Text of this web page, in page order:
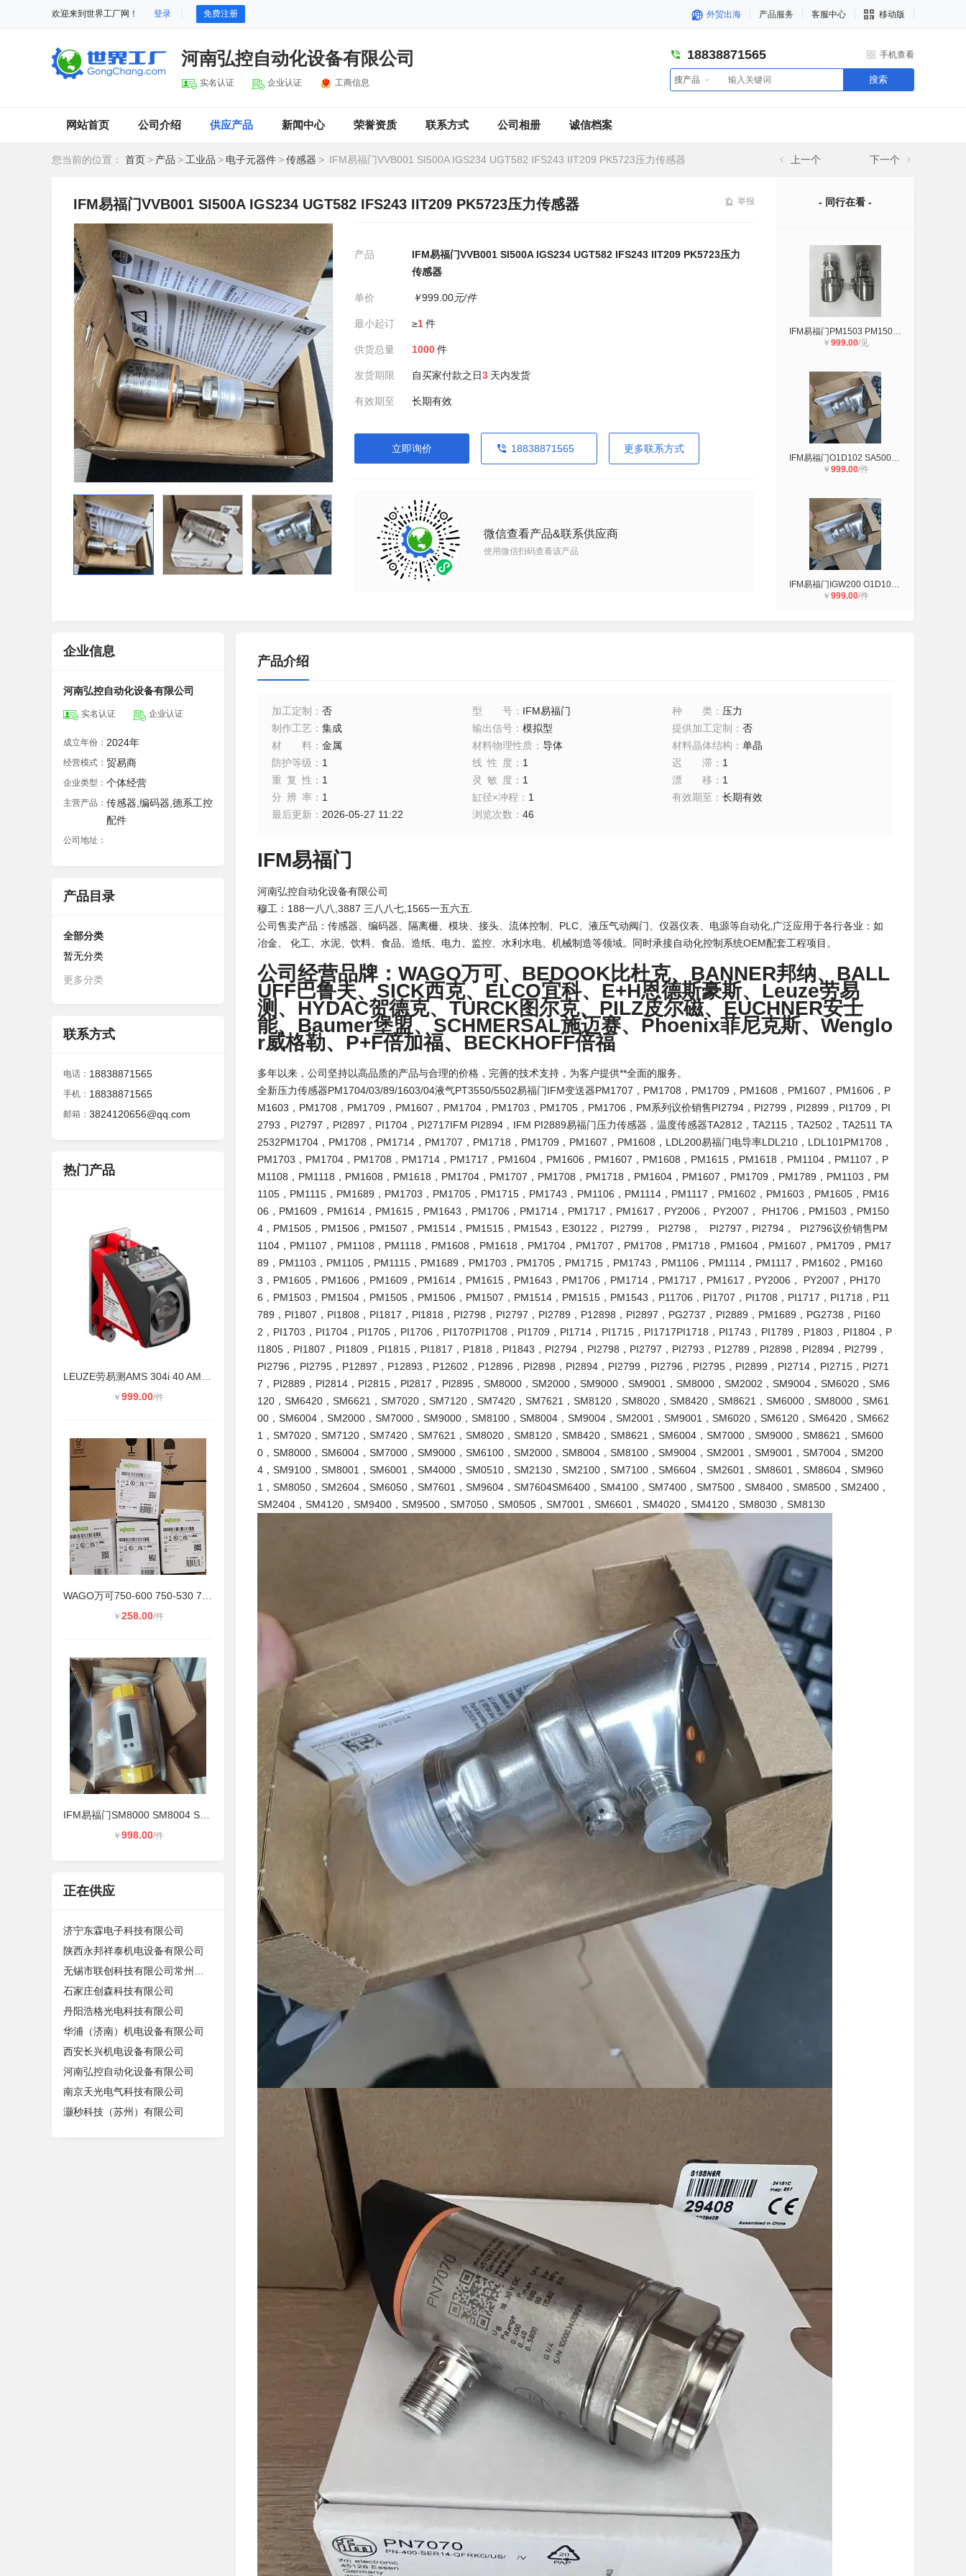
欢迎来到世界工厂网！ 登录 免费注册 外贸出海 产品服务 客服中心 移动版
河南弘控自动化设备有限公司
实名认证 企业认证 工商信息
18838871565 手机查看
搜产品 搜索
网站首页 公司介绍 供应产品 新闻中心 荣誉资质 联系方式 公司相册 诚信档案
您当前的位置： 首页 > 产品 > 工业品 > 电子元器件 >传感器 > IFM易福门VVB001 SI500A IGS234 UGT582 IFS243 IIT209 PK5723压力传感器 上一个 下一个
IFM易福门VVB001 SI500A IGS234 UGT582 IFS243 IIT209 PK5723压力传感器 举报
产品
IFM易福门VVB001 SI500A IGS234 UGT582 IFS243 IIT209 PK5723压力
传感器
单价 ￥999.00元/件
最小起订 ≥1件
供货总量 1000件
发货期限 自买家付款之日3 天内发货
有效期至 长期有效
立即询价 18838871565 更多联系方式
微信查看产品&联系供应商
使用微信扫码查看该产品
- 同行在看 -
IFM易福门PM1503 PM1504 PM1507 PM15
￥ 999.00/见
IFM易福门O1D102 SA5000 LMT100 VKV0
￥ 999.00/件
IFM易福门IGW200 O1D100 PT5500 SI64
￥ 999.00/件
企业信息
河南弘控自动化设备有限公司
实名认证 企业认证
成立年份： 2024年
经营模式： 贸易商
企业类型： 个体经营
主营产品： 传感器,编码器,德系工控
配件
公司地址：
产品目录
全部分类
暂无分类
更多分类
联系方式
电话： 18838871565
手机： 18838871565
邮箱： 3824120656@qq.com
热门产品
￥ 999.00/件
￥ 258.00/件
￥ 998.00/件
正在供应
济宁东霖电子科技有限公司
陕西永邦祥泰机电设备有限公司
石家庄创森科技有限公司
丹阳浩格光电科技有限公司
华浦（济南）机电设备有限公司
西安长兴机电设备有限公司
河南弘控自动化设备有限公司
南京天光电气科技有限公司
灏秒科技（苏州）有限公司
产品介绍
加工定制 ： 否 型号： IFM易福门 种类 ： 压力
制作工艺 ： 集成 输出信号： 模拟型 提供加工定制 ：否
材料 ： 金属 材料物理性质 ： 导体 材料晶体结构 ：单晶
防护等级 ： 1 线性度 ： 1 迟滞 ： 1
重复性 ： 1 灵敏度 ： 1 漂移 ： 1
分辨率 ： 1 缸径×冲程 ： 1 有效期至 ：长期有效
最后更新 ： 2026-05-27 11:22 浏览次数 ： 46
IFM易福门
河南弘控自动化设备有限公司
穆工：188一八八,3887 三八八七,1565一五六五.
公司售卖产品：传感器、编码器、隔离栅、模块、接头、流体控制、PLC、液压气动阀门、仪器仪表、电源等自动化,广泛应用于各行各业：如
冶金、 化工、水泥、饮料、食品、造纸、电力、监控、水利水电、机械制造等领域。同时承接自动化控制系统OEM配套工程项目。
公司经营品牌：WAGO万可、BEDOOK比杜克、BANNER邦纳、BALL
UFF巴鲁夫、SICK西克、ELCO宜科、E+H恩德斯豪斯、Leuze劳易
测、HYDAC贺德克、TURCK图尔克、PILZ皮尔磁、EUCHNER安士
能、Baumer堡盟、SCHMERSAL施迈赛、Phoenix菲尼克斯、Wenglo
r威格勒、P+F倍加福、BECKHOFF倍福
多年以来，公司坚持以高品质的产品与合理的价格，完善的技术支持，为客户提供**全面的服务。
全新压力传感器PM1704/03/89/1603/04液气PT3550/5502易福门IFM变送器PM1707，PM1708，PM1709，PM1608，PM1607，PM1606，P
M1603，PM1708，PM1709，PM1607，PM1704，PM1703，PM1705，PM1706，PM系列议价销售PI2794，PI2799，PI2899，PI1709，PI
2793，PI2797，PI2897，PI1704，PI2717IFM PI2894，IFM PI2889易福门压力传感器，温度传感器TA2812，TA2115，TA2502，TA2511 TA
2532PM1704，PM1708，PM1714，PM1707，PM1718，PM1709，PM1607，PM1608，LDL200易福门电导率LDL210，LDL101PM1708，
PM1703，PM1704，PM1708，PM1714，PM1717，PM1604，PM1606，PM1607，PM1608，PM1615，PM1618，PM1104，PM1107，P
M1108，PM1118，PM1608，PM1618，PM1704，PM1707，PM1708，PM1718，PM1604，PM1607，PM1709，PM1789，PM1103，PM
1105，PM1115，PM1689，PM1703，PM1705，PM1715，PM1743，PM1106，PM1114，PM1117，PM1602，PM1603，PM1605，PM16
06，PM1609，PM1614，PM1615，PM1643，PM1706，PM1714，PM1717，PM1617，PY2006， PY2007， PH1706，PM1503，PM150
4，PM1505，PM1506，PM1507，PM1514，PM1515，PM1543，E30122， PI2799， PI2798， PI2797，PI2794， PI2796议价销售PM
1104，PM1107，PM1108，PM1118，PM1608，PM1618，PM1704，PM1707，PM1708，PM1718，PM1604，PM1607，PM1709，PM17
89，PM1103，PM1105，PM1115，PM1689，PM1703，PM1705，PM1715，PM1743，PM1106，PM1114，PM1117，PM1602，PM160
3，PM1605，PM1606，PM1609，PM1614，PM1615，PM1643，PM1706，PM1714，PM1717，PM1617，PY2006， PY2007，PH170
6，PM1503，PM1504，PM1505，PM1506，PM1507，PM1514，PM1515，PM1543，P11706，PI1707，PI1708，PI1717，PI1718，P11
789，PI1807，PI1808，PI1817，Pl1818，PI2798，PI2797，PI2789，P12898，PI2897，PG2737，PI2889，PM1689，PG2738，PI160
2，PI1703，PI1704，PI1705，PI1706，PI1707PI1708，PI1709，Pl1714，PI1715，PI1717PI1718，PI1743，PI1789，P1803，PI1804，P
I1805，PI1807，PI1809，PI1815，PI1817，P1818，PI1843，PI2794，PI2798，PI2797，PI2793，P12789，PI2898，PI2894，PI2799，
PI2796，PI2795，P12897，P12893，P12602，P12896，PI2898，PI2894，PI2799，PI2796，PI2795，PI2899，PI2714，PI2715，PI271
7，PI2889，PI2814，PI2815，Pl2817，Pl2895，SM8000，SM2000，SM9000，SM9001，SM8000，SM2002，SM9004，SM6020，SM6
120，SM6420，SM6621，SM7020，SM7120，SM7420，SM7621，SM8120，SM8020，SM8420，SM8621，SM6000，SM8000，SM61
00，SM6004，SM2000，SM7000，SM9000，SM8100，SM8004，SM9004，SM2001，SM9001，SM6020，SM6120，SM6420，SM662
1，SM7020，SM7120，SM7420，SM7621，SM8020，SM8120，SM8420，SM8621，SM6004，SM7000，SM9000，SM8621，SM600
0，SM8000，SM6004，SM7000，SM9000，SM6100，SM2000，SM8004，SM8100，SM9004，SM2001，SM9001，SM7004，SM200
4，SM9100，SM8001，SM6001，SM4000，SM0510，SM2130，SM2100，SM7100，SM6604，SM2601，SM8601，SM8604，SM960
1，SM8050，SM2604，SM6050，SM7601，SM9604，SM7604SM6400，SM4100，SM7400，SM7500，SM8400，SM8500，SM2400，
SM2404，SM4120，SM9400，SM9500，SM7050，SM0505，SM7001，SM6601，SM4020，SM4120，SM8030，SM8130